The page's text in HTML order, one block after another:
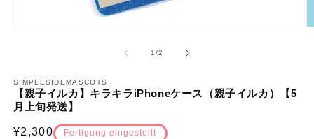
1/von
2
SIMPLESIDEMASCOTS
【親子イルカ】キラキラiPhoneケース（親子イルカ）【5
月上旬発送】
Normalpreis
¥2,300 Fertigung eingestellt